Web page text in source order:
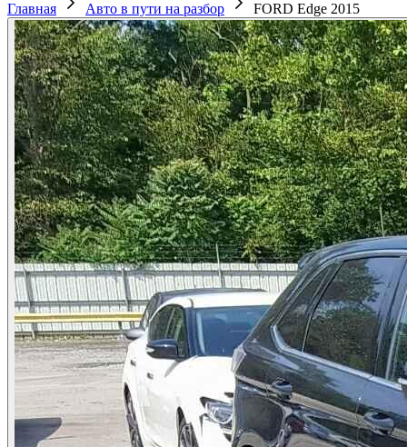
Главная Авто в пути на разбор FORD Edge 2015